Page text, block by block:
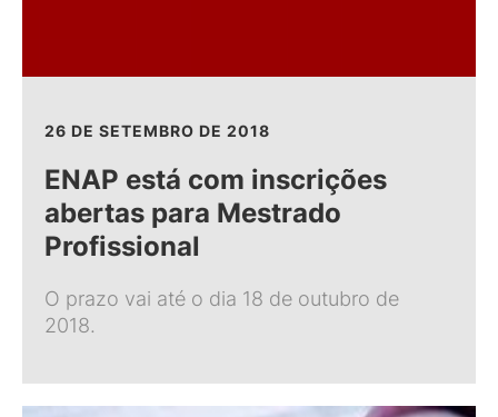
26 DE SETEMBRO DE 2018
ENAP está com inscrições
abertas para Mestrado
Profissional
O prazo vai até o dia 18 de outubro de
2018.